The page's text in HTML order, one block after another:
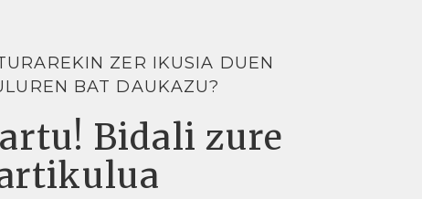
ZER IKUSIA DUEN
BAT DAUKAZU?
Bidali zure